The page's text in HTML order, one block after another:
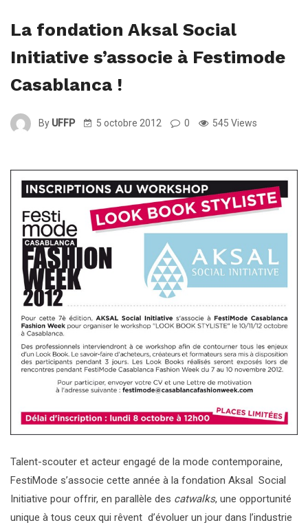
La fondation Aksal Social
Initiative s’associe à Festimode
Casablanca !
By UFFP 5 octobre 2012 0 545 Views
Talent-scouter et acteur engagé de la mode contemporaine,
FestiMode s’associe cette année à la fondation Aksal Social
Initiative pour offrir, en parallèle des catwalks, une opportunité
unique à tous ceux qui rêvent d’évoluer un jour dans l’industrie